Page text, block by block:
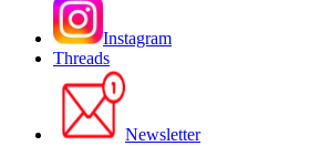
Instagram
Threads
Newsletter